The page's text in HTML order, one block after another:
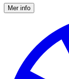
Mer info